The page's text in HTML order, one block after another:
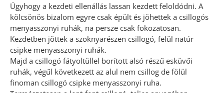
Úgyhogy a kezdeti ellenállás lassan kezdett feloldódni. A
kölcsönös bizalom egyre csak épült és jöhettek a csillogós
menyasszonyi ruhák, na persze csak fokozatosan.
Kezdetben jöttek a szoknyarészen csillogó, felül natúr
csipke menyasszonyi ruhák.
Majd a csillogó fátyoltüllel borított alsó részű esküvői
ruhák, végűl következett az alul nem csillog de fölül
finoman csillogó csipke menyasszonyi ruha.